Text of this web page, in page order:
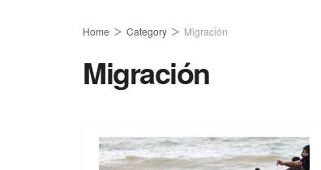
Home Category Migración
Migración